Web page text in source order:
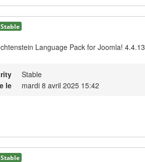
Stable
Language Pack for Joomla! 4.4.13
Stable
le
mardi 8 avril 2025 15:42
Stable